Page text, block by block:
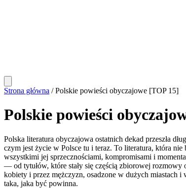
Strona główna / Polskie powieści obyczajowe [TOP 15]
Polskie powieści
Polska literatura obyczajowa ostatnich dekad przeszła
czym jest życie w Polsce tu i teraz. To literatura, która
wszystkimi jej sprzecznościami, kompromisami i
— od tytułów, które stały się częścią zbiorowej rozmowy
kobiety i przez mężczyzn, osadzone w dużych miastach
taka, jaka być powinna.